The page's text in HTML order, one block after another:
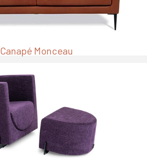
Canapé Monceau